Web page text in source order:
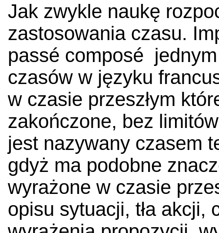
Jak zwykle naukę
zastosowania czasu.
passé composé
czasów w języku
w czasie przeszłym
zakończone, bez
jest nazywany czasem
gdyż ma podobne
wyrażone w czasie
opisu sytuacji, tła akcji,